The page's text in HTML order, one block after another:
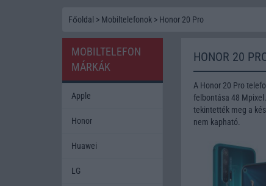
Főoldal > Mobiltelefonok > Honor 20 Pro
HONOR 20
A Honor 20 Pro
felbontása 48
tekintették meg a
nem kapható.
MOBILTELEFON
MÁRKÁK
Apple
Honor
Huawei
LG